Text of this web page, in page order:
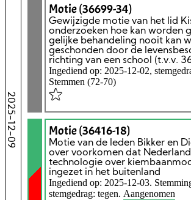
2025-12-09
Motie (36699-34)
Gewijzigde motie van het lid
onderzoeken hoe kan worden
gelijke behandeling nooit kan
geschonden door de
richting van een school (t.v.v.
Ingediend op: 2025-12-02,
Stemmen (72-70)
Motie (36416-18)
Motie van de leden Bikker en
over voorkomen dat
technologie over
ingezet in het buitenland
Ingediend op: 2025-12-03.
stemgedrag: tegen. Aangenomen